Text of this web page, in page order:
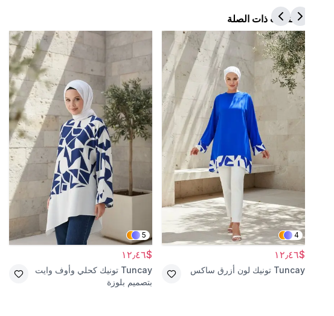
المنتجات ذات الصلة
4
$١٢٫٤٦
Tuncay تونيك لون أزرق ساكس
5
$١٢٫٤٦
Tuncay تونيك كحلي وأوف وايت
بتصميم بلوزة